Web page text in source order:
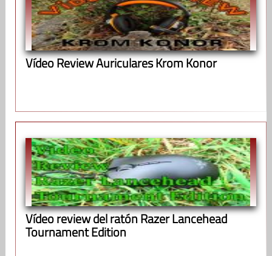
Vídeo Review Auriculares Krom Konor
Vídeo review del ratón Razer Lancehead
Tournament Edition